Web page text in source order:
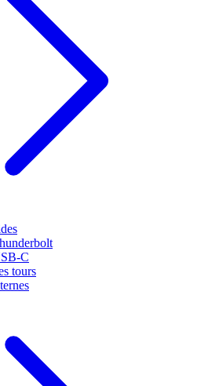
C
tours